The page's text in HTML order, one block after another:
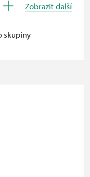
Zobrazit další
skupiny